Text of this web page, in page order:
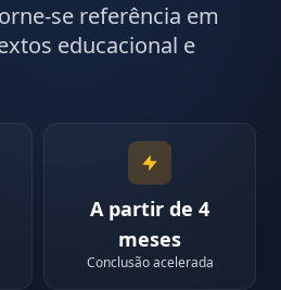
se referência em
educacional e
A partir de 4
meses
Conclusão acelerada